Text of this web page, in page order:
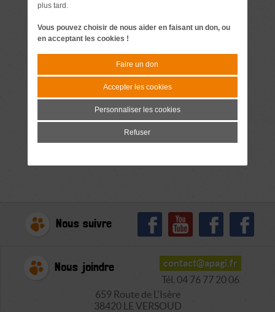
Nous suivre
Nous joindre
contact@apagi.fr
Tél. 04 76 77 20 06
659 Route de L'Isère
38420 LE VERSOUD
plus tard.
Vous pouvez choisir de nous aider en faisant un don, ou
en acceptant les cookies !
Faire un don
Accepter les cookies
Personnaliser les cookies
Refuser